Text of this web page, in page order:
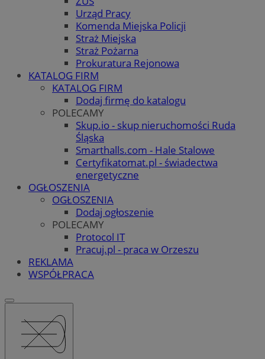
Urząd Pracy
Komenda Miejska Policji
Straż Miejska
Straż Pożarna
Prokuratura Rejonowa
KATALOG FIRM
KATALOG FIRM
Dodaj firmę do katalogu
POLECAMY
Skup.io - skup nieruchomości Ruda
Śląska
Smarthalls.com - Hale Stalowe
Certyfikatomat.pl - świadectwa
energetyczne
OGŁOSZENIA
OGŁOSZENIA
Dodaj ogłoszenie
POLECAMY
Protocol IT
Pracuj.pl - praca w Orzeszu
REKLAMA
WSPÓŁPRACA